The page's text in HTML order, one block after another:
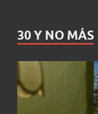
30 Y NO MÁS